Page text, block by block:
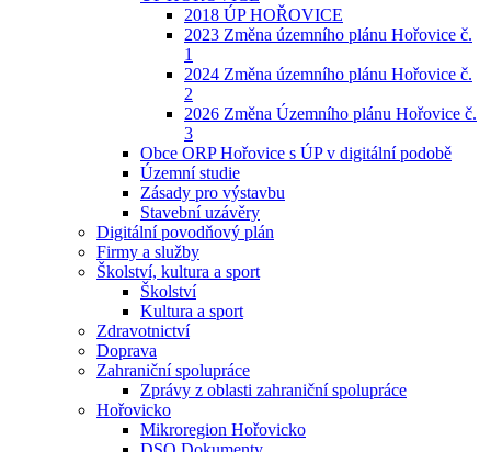
2018 ÚP HOŘOVICE
2023 Změna územního plánu Hořovice č.
1
2024 Změna územního plánu Hořovice č.
2
2026 Změna Územního plánu Hořovice č.
3
Obce ORP Hořovice s ÚP v digitální podobě
Územní studie
Zásady pro výstavbu
Stavební uzávěry
Digitální povodňový plán
Firmy a služby
Školství, kultura a sport
Školství
Kultura a sport
Zdravotnictví
Doprava
Zahraniční spolupráce
Zprávy z oblasti zahraniční spolupráce
Hořovicko
Mikroregion Hořovicko